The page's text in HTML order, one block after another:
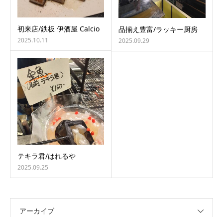
初来店/鉄板 伊酒屋 Calcio
2025.10.11
品揃え豊富/ラッキー厨房
2025.09.29
テキラ君/はれるや
2025.09.25
アーカイブ